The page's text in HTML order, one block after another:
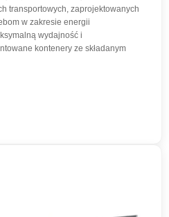
transportowych, zaprojektowanych
w zakresie energii
wydajność i
kontenery ze składanym